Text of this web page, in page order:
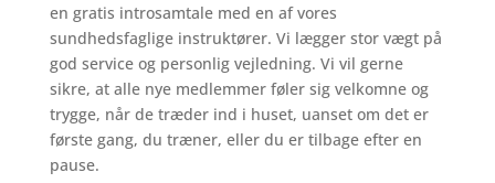
en gratis introsamtale med en af vores
sundhedsfaglige instruktører. Vi lægger stor vægt på
god service og personlig vejledning. Vi vil gerne
sikre, at alle nye medlemmer føler sig velkomne og
trygge, når de træder ind i huset, uanset om det er
første gang, du træner, eller du er tilbage efter en
pause.